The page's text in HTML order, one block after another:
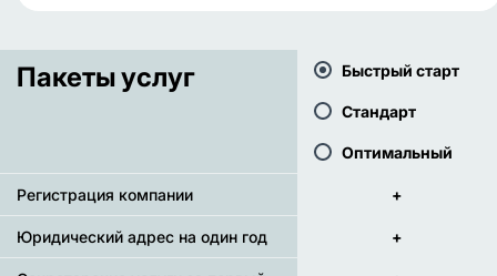
Пакеты услуг Быстрый старт
Стандарт
Оптимальный
Регистрация компании +
Юридический адрес на один год +